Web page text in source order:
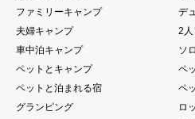
ファミリーキャンプ
デ
夫婦キャンプ
2
車中泊キャンプ
ソ
ペットとキャンプ
ペ
ペットと泊まれる宿
ペ
グランピング
ロ